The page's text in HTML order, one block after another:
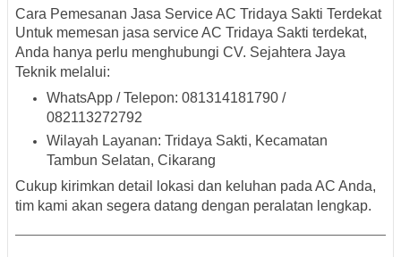
Cara Pemesanan Jasa Service AC Tridaya Sakti Terdekat
Untuk memesan jasa service AC Tridaya Sakti terdekat,
Anda hanya perlu menghubungi CV. Sejahtera Jaya
Teknik melalui:
WhatsApp / Telepon: 081314181790 /
082113272792
Wilayah Layanan: Tridaya Sakti, Kecamatan
Tambun Selatan, Cikarang
Cukup kirimkan detail lokasi dan keluhan pada AC Anda,
tim kami akan segera datang dengan peralatan lengkap.